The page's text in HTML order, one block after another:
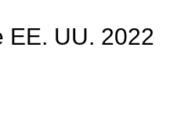
EE. UU. 2022